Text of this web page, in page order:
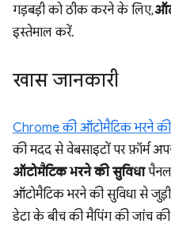
गड़बड़ी को ठीक करने के लिए,
इस्तेमाल करें.
खास जानकारी
Chrome की ऑटोमैटिक भरने की
की मदद से वेबसाइटों पर फ़ॉर्म
ऑटोमैटिक भरने की सुविधापैनल
ऑटोमैटिक भरने की सुविधा से
डेटा के बीच की मैपिंग की जांच